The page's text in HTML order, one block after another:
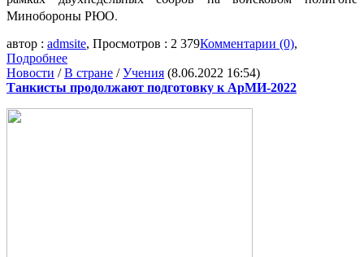
Минобороны РЮО.
автор : admsite, Просмотров : 2 379Комментарии (0),
Подробнее
Новости /В стране /Учения (8.06.2022 16:54)
Танкисты продолжают подготовку к АрМИ-2022